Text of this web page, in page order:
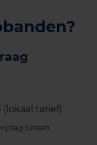
(lokaal tarief)
tussen